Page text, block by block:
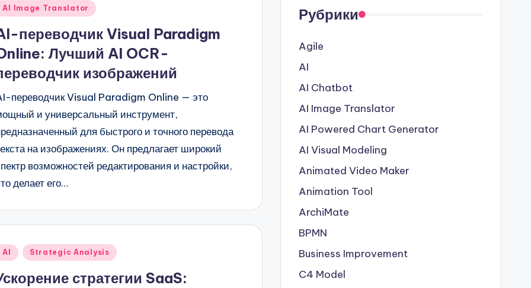
AI Image Translator
переводчик Visual Paradigm
Лучший AI OCR-
изображений
переводчик Visual Paradigm Online — это
и универсальный инструмент,
для быстрого и точного перевода
на изображениях. Он предлагает широкий
возможностей редактирования и настройки,
делает его…
AI Strategic Analysis
стратегии SaaS:
Рубрики
Agile
AI
AI Chatbot
AI Image Translator
AI Powered Chart Generator
AI Visual Modeling
Animated Video Maker
Animation Tool
ArchiMate
BPMN
Business Improvement
C4 Model